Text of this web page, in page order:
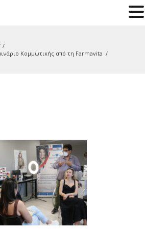
/
Κομμωτικής από τη Farmavita /